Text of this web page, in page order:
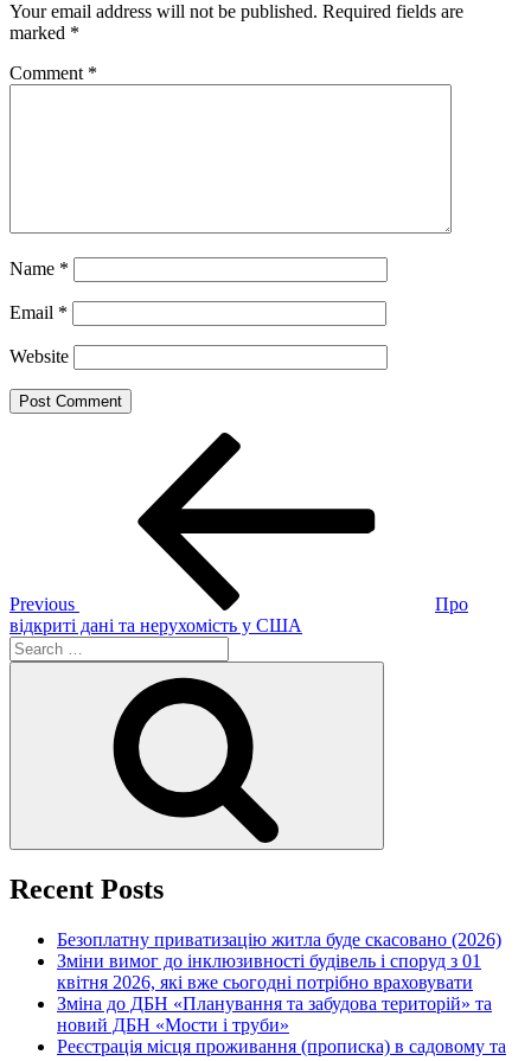
Your email address will not be published. Required fields are
marked *
Comment *
Name *
Email *
Website
Previous
Про
відкриті дані та нерухомість у США
Search
for:
Recent Posts
Безоплатну приватизацію житла буде скасовано (2026)
Зміни вимог до інклюзивності будівель і споруд з 01
квітня 2026, які вже сьогодні потрібно враховувати
Зміна до ДБН «Планування та забудова територій» та
новий ДБН «Мости і труби»
Реєстрація місця проживання (прописка) в садовому та